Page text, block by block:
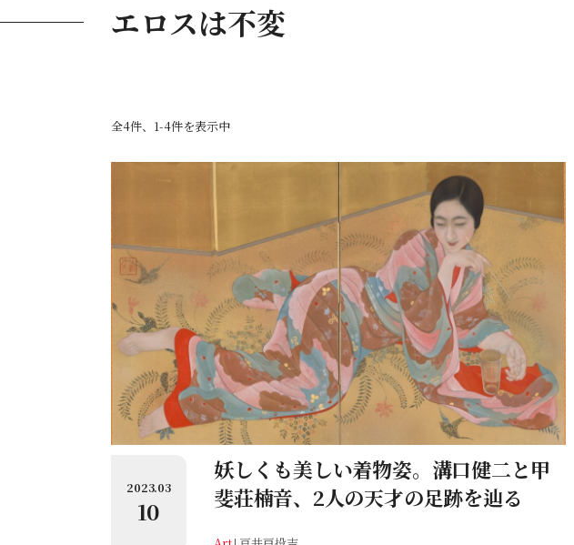
エロスは不変
全4件、1-4件を表示中
2023.03
10
妖しくも美しい着物姿。溝口健二と甲
斐荘楠音、2人の天才の足跡を辿る